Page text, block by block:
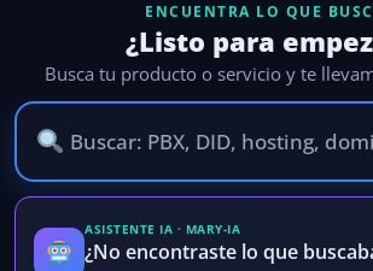
ENCUENTRA LO QUE
¿Listo para
Busca tu producto o servicio y te
ASISTENTE IA · MARY-IA
¿No encontraste lo que